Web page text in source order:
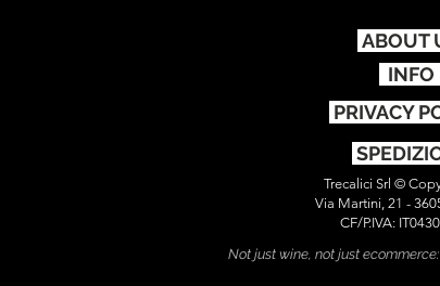
ABOUT
INFO
PRIVACY
Trecalici Srl ©
Via Martini, 21 -
CF/P.IVA:
Not just wine, not just